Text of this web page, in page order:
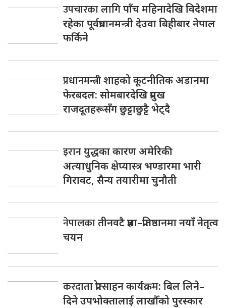
उपचारकालागि पाँच महिनादेखि विदेशमा
रहेका पूर्वप्रधानमन्त्री देउवा बिहीबार नेपाल
फर्किने
प्रधानमन्त्रीशाहको कूटनीतिक अडानमा
फेरबदल: सोमबारदेखि प्रमुख
राजदूतहरूसँग छुट्टाछुट्टै भेट्दै
इरानयुद्धका कारण अमेरिकी
अत्याधुनिक क्षेप्यास्त्र भण्डारमा भारी
गिरावट, सैन्य तयारीमा चुनौती
नेपालकातीनवटै प्रज्ञा–प्रतिष्ठानमा नयाँ नेतृत्व
चयन
करदाताप्रोत्साहन कार्यक्रम: बिल लिने–
दिने उपभोक्तालाई लाखौँको पुरस्कार